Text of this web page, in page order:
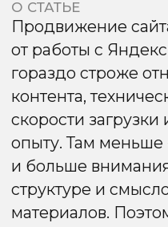
материалов. Поэтому для
важно выстраивать
продуманный подход — о
расскажем далее.
Последние
в продвижении
в Google
Первое, о чём поговорим,
Google, которые в 2025
усложнились. Поисковик